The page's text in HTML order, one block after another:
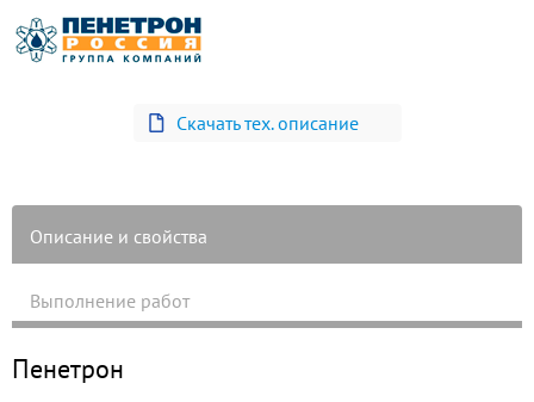
Скачать тех. описание
Описание и свойства
Выполнение работ
Пенетрон